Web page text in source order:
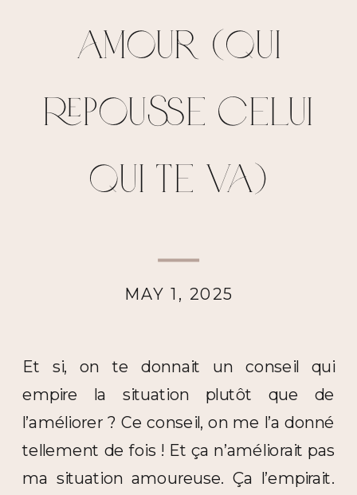
amour (qui
repousse celui
qui te va)
MAY 1, 2025
Et si, on te donnait un conseil qui
empire la situation plutôt que de
l’améliorer ? Ce conseil, on me l’a donné
tellement de fois ! Et ça n’améliorait pas
ma situation amoureuse. Ça l’empirait.